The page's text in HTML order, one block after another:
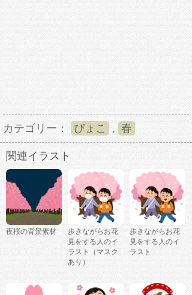
カテゴリー： ぴょこ , 春
関連イラスト
夜桜の背景素材
歩きながらお花
見をする人のイ
ラスト（マスク
あり）
歩きながらお花
見をする人のイ
ラスト